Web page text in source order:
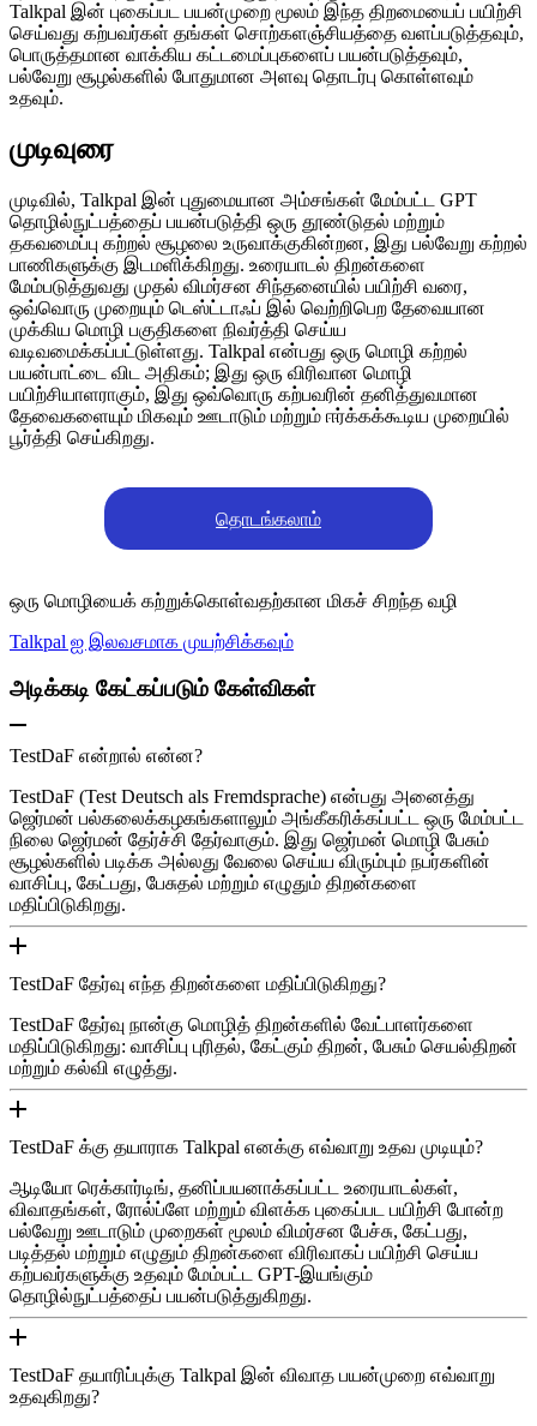
Talkpal இன் புகைப்பட பயன்முறை மூலம் இந்த திறமையைப் பயிற்சி
செய்வது கற்பவர்கள் தங்கள் சொற்களஞ்சியத்தை வளப்படுத்தவும்,
பொருத்தமான வாக்கிய கட்டமைப்புகளைப் பயன்படுத்தவும்,
பல்வேறு சூழல்களில் போதுமான அளவு தொடர்பு கொள்ளவும்
உதவும்.
முடிவுரை
முடிவில், Talkpal இன் புதுமையான அம்சங்கள் மேம்பட்ட GPT
தொழில்நுட்பத்தைப் பயன்படுத்தி ஒரு தூண்டுதல் மற்றும்
தகவமைப்பு கற்றல் சூழலை உருவாக்குகின்றன, இது பல்வேறு கற்றல்
பாணிகளுக்கு இடமளிக்கிறது. உரையாடல் திறன்களை
மேம்படுத்துவது முதல் விமர்சன சிந்தனையில் பயிற்சி வரை,
ஒவ்வொரு முறையும் டெஸ்ட்டாஃப் இல் வெற்றிபெற தேவையான
முக்கிய மொழி பகுதிகளை நிவர்த்தி செய்ய
வடிவமைக்கப்பட்டுள்ளது. Talkpal என்பது ஒரு மொழி கற்றல்
பயன்பாட்டை விட அதிகம்; இது ஒரு விரிவான மொழி
பயிற்சியாளராகும், இது ஒவ்வொரு கற்பவரின் தனித்துவமான
தேவைகளையும் மிகவும் ஊடாடும் மற்றும் ஈர்க்கக்கூடிய முறையில்
பூர்த்தி செய்கிறது.
தொடங்கலாம்
ஒரு மொழியைக் கற்றுக்கொள்வதற்கான மிகச் சிறந்த வழி
Talkpal ஐ இலவசமாக முயற்சிக்கவும்
அடிக்கடி கேட்கப்படும் கேள்விகள்
TestDaF என்றால் என்ன?
TestDaF (Test Deutsch als Fremdsprache) என்பது அனைத்து
ஜெர்மன் பல்கலைக்கழகங்களாலும் அங்கீகரிக்கப்பட்ட ஒரு மேம்பட்ட
நிலை ஜெர்மன் தேர்ச்சி தேர்வாகும். இது ஜெர்மன் மொழி பேசும்
சூழல்களில் படிக்க அல்லது வேலை செய்ய விரும்பும் நபர்களின்
வாசிப்பு, கேட்பது, பேசுதல் மற்றும் எழுதும் திறன்களை
மதிப்பிடுகிறது.
TestDaF தேர்வு எந்த திறன்களை மதிப்பிடுகிறது?
TestDaF தேர்வு நான்கு மொழித் திறன்களில் வேட்பாளர்களை
மதிப்பிடுகிறது: வாசிப்பு புரிதல், கேட்கும் திறன், பேசும் செயல்திறன்
மற்றும் கல்வி எழுத்து.
TestDaF க்கு தயாராக Talkpal எனக்கு எவ்வாறு உதவ முடியும்?
ஆடியோ ரெக்கார்டிங், தனிப்பயனாக்கப்பட்ட உரையாடல்கள்,
விவாதங்கள், ரோல்ப்ளே மற்றும் விளக்க புகைப்பட பயிற்சி போன்ற
பல்வேறு ஊடாடும் முறைகள் மூலம் விமர்சன பேச்சு, கேட்பது,
படித்தல் மற்றும் எழுதும் திறன்களை விரிவாகப் பயிற்சி செய்ய
கற்பவர்களுக்கு உதவும் மேம்பட்ட GPT-இயங்கும்
தொழில்நுட்பத்தைப் பயன்படுத்துகிறது.
TestDaF தயாரிப்புக்கு Talkpal இன் விவாத பயன்முறை எவ்வாறு
உதவுகிறது?